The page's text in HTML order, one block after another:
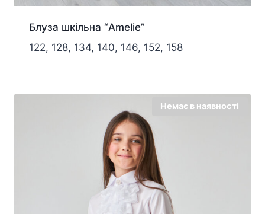
Блуза шкільна “Amelie”
122, 128, 134, 140, 146, 152, 158
Немає в наявності